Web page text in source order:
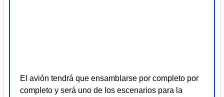
El avión tendrá que ensamblarse por completo por
completo y será uno de los escenarios para la